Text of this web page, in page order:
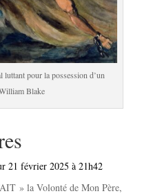
luttant pour la possession d’un
Blake
21 février 2025 à 21h42
» la Volonté de Mon Père,